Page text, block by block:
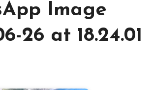
Image
26 at 18.24.01